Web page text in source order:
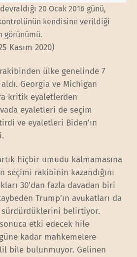
20 Ocak 2016 günü,
kontrolünün kendisine verildiği
görünümü.
Kasım 2020)
ülke genelinde 7
Georgia ve Michigan
kritik eyaletlerden
eyaletleri de seçim
ve eyaletleri Biden’ın
hiçbir umudu kalmamasına
seçimi rakibinin kazandığını
30’dan fazla davadan biri
Trump’ın avukatları da
sürdürdüklerini belirtiyor.
etki edecek hile
kadar mahkemelere
bile bulunmuyor. Gelinen